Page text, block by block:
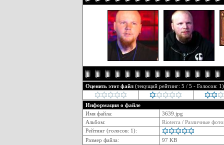
Оценить этот файл (текущий рейтинг: 5 / 5 - Голосов: 1)
Информация о файле
Имя файла:
3639.jpg
Альбом:
Rioterra / Различные
Рейтинг (голосов: 1):
Размер файла:
97 KB